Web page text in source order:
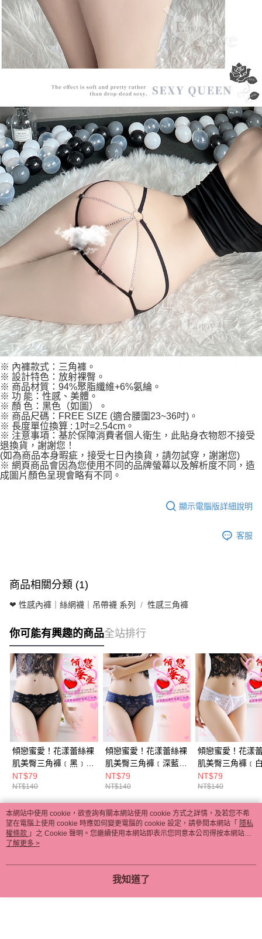
※ 內褲款式：三角褲。
※ 設計特色：放射裸臀。
※ 商品材質：94%聚脂纖維+6%氨綸。
※ 功 能：性感、美體。
※ 顏 色：黑色（如圖）。
※ 商品尺碼：FREE SIZE (適合腰圍23~36吋)。
※ 長度單位換算 : 1吋=2.54cm。
※ 注意事項：基於保障消費者個人衛生，此貼身衣物恕不接受
退換貨，謝謝您！
(如為商品本身暇疵，接受七日內換貨，請勿試穿，謝謝您)
※ 網頁商品會因為您使用不同的品牌螢幕以及解析度不同，造
成圖片顏色呈現會略有不同。
顯示電腦版詳細說明
客服
商品相關分類 (1)
❤ 性感內褲｜絲網襪｜吊帶襪 系列 性感三角褲
你可能有興趣的商品全站排行
傾戀蜜愛！花漾蕾絲裸
肌美臀三角褲﹝黑﹞
E538393
NT$79
NT$140
傾戀蜜愛！花漾蕾絲裸
肌美臀三角褲﹝深藍﹞
E538392
NT$79
NT$140
傾戀蜜愛！花漾
肌美臀三角褲﹝
E538388
NT$79
NT$140
熱門標籤
本網站中使用 cookie，欲查詢有關本網站使用 cookie 方式之詳情，及若您不希
望在電腦上使用 cookie 時應如何變更電腦的 cookie 設定，請參閱本網站「 隱私
權條款 」之 Cookie 聲明。您繼續使用本網站即表示您同意本公司得按本網站使
用條款之 Cookie 聲明使用 cookie。
了解更多 >
我知道了